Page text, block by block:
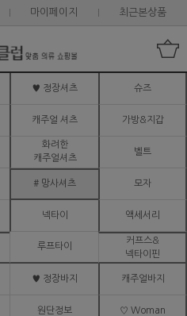
마이페이지 최근본상품
♥ 정장셔츠 슈즈
캐주얼 셔츠 가방&지갑
화려한
캐주얼셔츠
벨트
# 망사셔츠 모자
넥타이 액세서리
루프타이
커프스&
넥타이핀
♥ 정장바지 캐주얼바지
원단정보 ♡ Woman